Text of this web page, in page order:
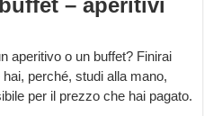
– aperitivi
aperitivo o un buffet? Finirai
perché, studi alla mano,
per il prezzo che hai pagato.